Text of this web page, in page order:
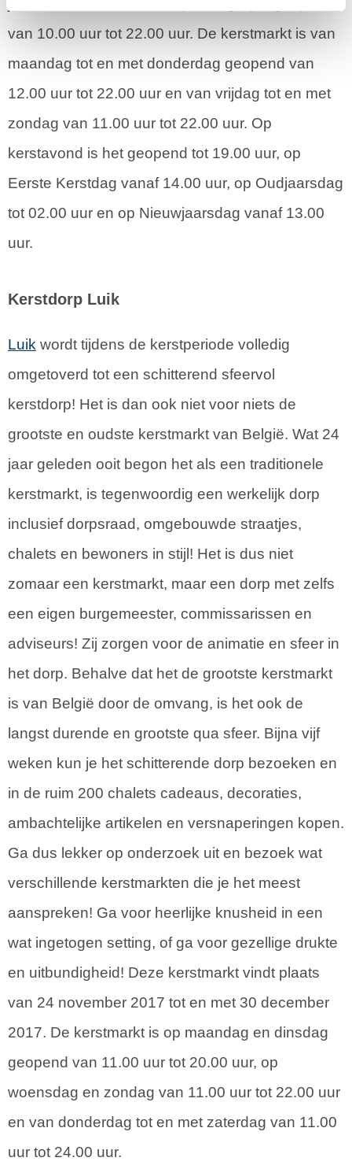
van 10.00 uur tot 22.00 uur. De kerstmarkt is van
maandag tot en met donderdag geopend van
12.00 uur tot 22.00 uur en van vrijdag tot en met
zondag van 11.00 uur tot 22.00 uur. Op
kerstavond is het geopend tot 19.00 uur, op
Eerste Kerstdag vanaf 14.00 uur, op Oudjaarsdag
tot 02.00 uur en op Nieuwjaarsdag vanaf 13.00
uur.
Kerstdorp Luik
Luik wordt tijdens de kerstperiode volledig
omgetoverd tot een schitterend sfeervol
kerstdorp! Het is dan ook niet voor niets de
grootste en oudste kerstmarkt van België. Wat 24
jaar geleden ooit begon het als een traditionele
kerstmarkt, is tegenwoordig een werkelijk dorp
inclusief dorpsraad, omgebouwde straatjes,
chalets en bewoners in stijl! Het is dus niet
zomaar een kerstmarkt, maar een dorp met zelfs
een eigen burgemeester, commissarissen en
adviseurs! Zij zorgen voor de animatie en sfeer in
het dorp. Behalve dat het de grootste kerstmarkt
is van België door de omvang, is het ook de
langst durende en grootste qua sfeer. Bijna vijf
weken kun je het schitterende dorp bezoeken en
in de ruim 200 chalets cadeaus, decoraties,
ambachtelijke artikelen en versnaperingen kopen.
Ga dus lekker op onderzoek uit en bezoek wat
verschillende kerstmarkten die je het meest
aanspreken! Ga voor heerlijke knusheid in een
wat ingetogen setting, of ga voor gezellige drukte
en uitbundigheid! Deze kerstmarkt vindt plaats
van 24 november 2017 tot en met 30 december
2017. De kerstmarkt is op maandag en dinsdag
geopend van 11.00 uur tot 20.00 uur, op
woensdag en zondag van 11.00 uur tot 22.00 uur
en van donderdag tot en met zaterdag van 11.00
uur tot 24.00 uur.